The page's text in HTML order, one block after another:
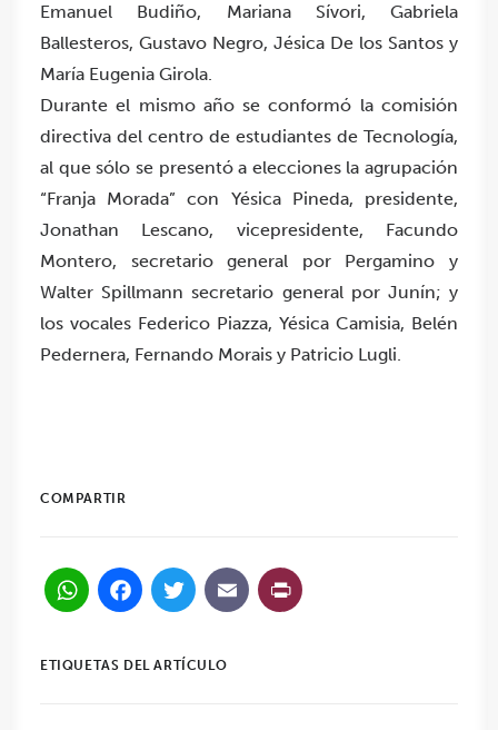
Emanuel Budiño, Mariana Sívori, Gabriela
Ballesteros, Gustavo Negro, Jésica De los Santos y
María Eugenia Girola.
Durante el mismo año se conformó la comisión
directiva del centro de estudiantes de Tecnología,
al que sólo se presentó a elecciones la agrupación
“Franja Morada” con Yésica Pineda, presidente,
Jonathan Lescano, vicepresidente, Facundo
Montero, secretario general por Pergamino y
Walter Spillmann secretario general por Junín; y
los vocales Federico Piazza, Yésica Camisia, Belén
Pedernera, Fernando Morais y Patricio Lugli.
COMPARTIR
WhatsApp
Facebook
Twitter
Email
ETIQUETAS DEL ARTÍCULO